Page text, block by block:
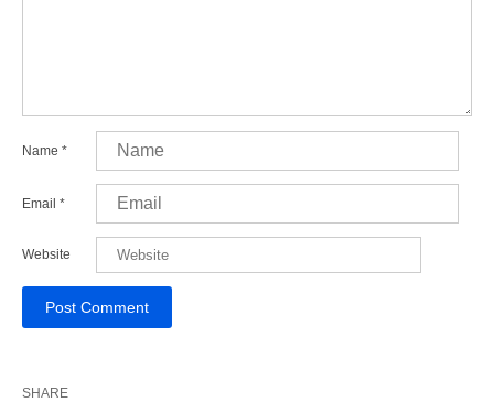
Name *
Email *
Website
SHARE